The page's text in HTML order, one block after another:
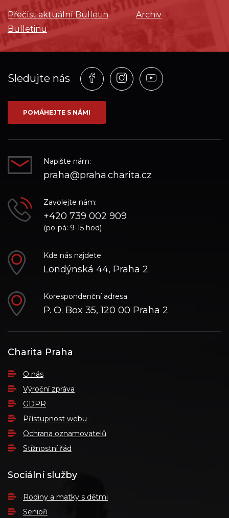
Přečíst aktuální Bulletin
Archiv
Bulletinu
Sledujte nás
Profil
na
síti_Facebook
Profil
na
Profil
na
POMÁHEJTE S NÁMI
Napište nám:
praha@praha.charita.cz
Zavolejte nám:
+420 739 002 909
(po-pá: 9-15 hod)
Kde nás najdete:
Londýnská 44, Praha 2
Korespondenční adresa:
P. O. Box 35, 120 00 Praha 2
Charita Praha
O nás
Výroční zpráva
GDPR
Přístupnost webu
Ochrana oznamovatelů
Stížnostní řád
Sociální služby
Rodiny a matky s dětmi
Senioři